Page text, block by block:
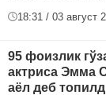
18:31 / 03 август
95 фоизлик
актриса Эмма
аёл деб